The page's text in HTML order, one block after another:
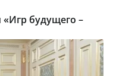
будущего –